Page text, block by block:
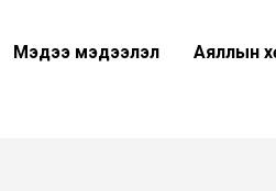
Мэдээ мэдээлэл Аяллын